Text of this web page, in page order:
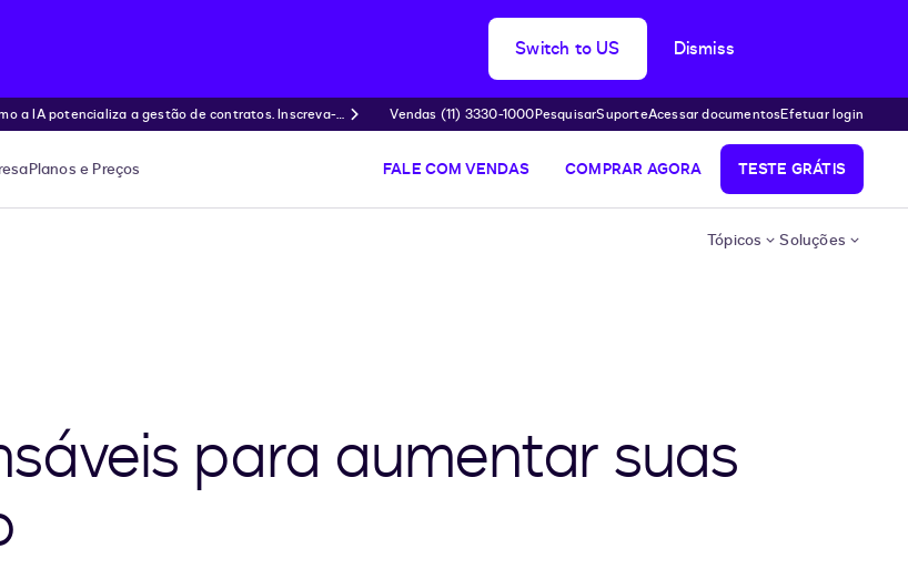
Switch to US Dismiss
potencializa a gestão de contratos. Inscreva-s
Vendas (11) 3330-1000PesquisarSuporteAcessar documentosEfetuar login
Planos e Preços FALE COM VENDAS COMPRAR AGORA TESTE GRÁTIS
Tópicos Soluções
para aumentar suas